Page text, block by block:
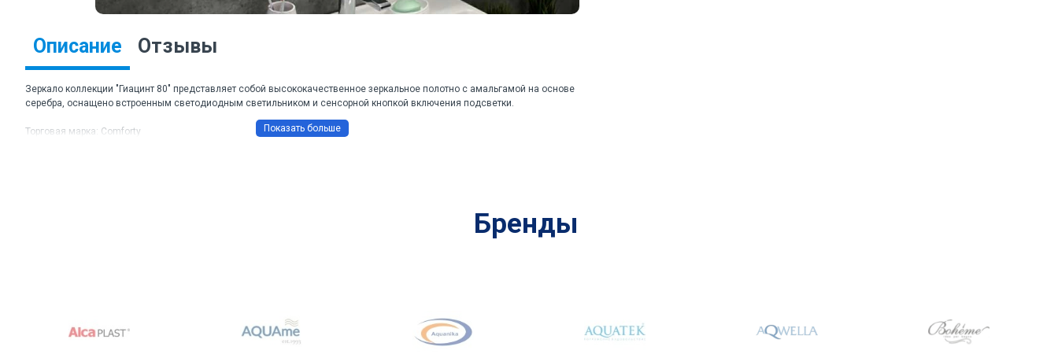
Описание Отзывы
Зеркало коллекции "Гиацинт 80" представляет собой высококачественное зеркальное полотно с амальгамой на основе
серебра, оснащено встроенным светодиодным светильником и сенсорной кнопкой включения подсветки.
Торговая марка: Comforty
Бренды